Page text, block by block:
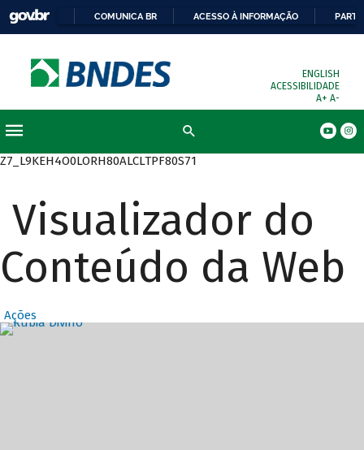
COMUNICA BR ACESSO À INFORMAÇÃO
ENGLISH
ACESSIBILIDADE
A+ A-
Z7_L9KEH4O0LORH80ALCLTPF80S71
Visualizador do
Conteúdo da Web
Ações
Destaques